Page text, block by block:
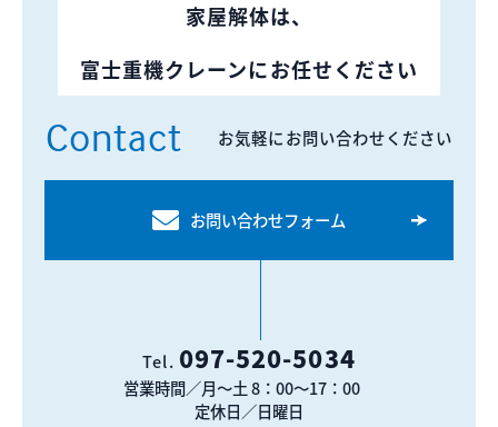
家屋解体は、
富士重機クレーンにお任せください
Contact お気軽にお問い合わせください
お問い合わせフォーム
Tel. 097-520-5034
営業時間／月〜土 8：00〜17：00
定休日／日曜日